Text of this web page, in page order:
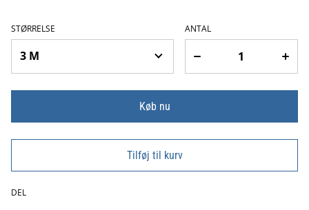
STØRRELSE ANTAL
Køb nu
Tilføj til kurv
DEL